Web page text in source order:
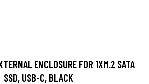
ENCLOSURE FOR 1XM.2 SATA
SSD, USB-C, BLACK